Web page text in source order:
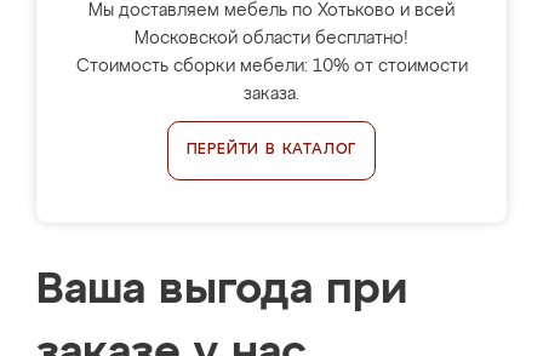
Мы доставляем мебель по Хотьково и всей
Московской области бесплатно!
Стоимость сборки мебели: 10% от стоимости
заказа.
ПЕРЕЙТИ В КАТАЛОГ
Ваша выгода при